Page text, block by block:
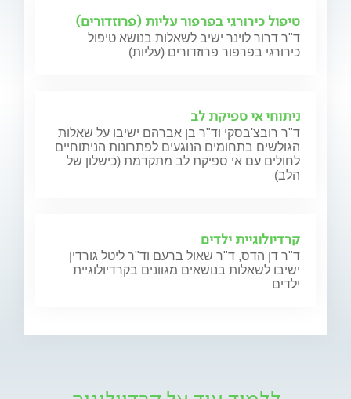
טיפול כירורגי בפרפור עליות (פרוזדורים)
ד"ר דרור לוינר ישיב לשאלות בנושא טיפול
כירורגי בפרפור פרוזדורים (עליות)
ניתוחי אי ספיקת לב
ד"ר רובצ'בסקי וד"ר בן אברהם ישיבו על שאלות
הגולשים בתחומים הנוגעים לפתרונות הניתוחיים
לחולים עם אי ספיקת לב מתקדמת (כישלון של
הלב)
קרדיולוגיית ילדים
ד"ר דן הדס, ד"ר שאול ברעם וד"ר ליטל גורדין
ישיבו לשאלות בנושאים מגוונים בקרדיולוגיית
ילדים